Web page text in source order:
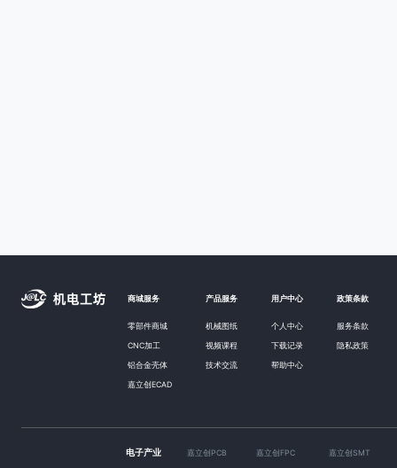
商城服务 产品服务 用户中心 政策条款
零部件商城 机械图纸 个人中心 服务条款
CNC加工 视频课程 下载记录 隐私政策
铝合金壳体 技术交流 帮助中心
嘉立创ECAD
电子产业 嘉立创PCB 嘉立创FPC 嘉立创SMT